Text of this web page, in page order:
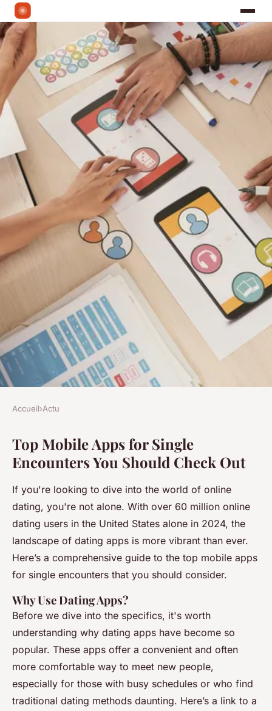
Top mobile apps for single
encounters you should check
out
Lana •17 janvier 2025 6 min de lecture
Accueil›Actu
Top Mobile Apps for Single
Encounters You Should Check Out
If you're looking to dive into the world of online
dating, you're not alone. With over 60 million online
dating users in the United States alone in 2024, the
landscape of dating apps is more vibrant than ever.
Here’s a comprehensive guide to the top mobile apps
for single encounters that you should consider.
Why Use Dating Apps?
Before we dive into the specifics, it's worth
understanding why dating apps have become so
popular. These apps offer a convenient and often
more comfortable way to meet new people,
especially for those with busy schedules or who find
traditional dating methods daunting. Here’s a link to a